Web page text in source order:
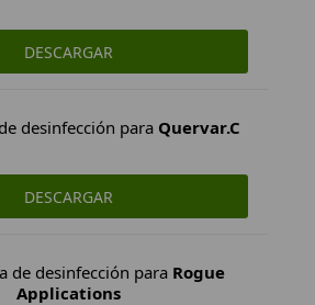
DESCARGAR
desinfección para Quervar.C
DESCARGAR
de desinfección para Rogue
Applications